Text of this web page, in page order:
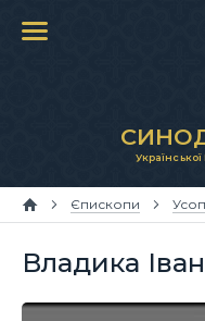
Єпископи
Владика